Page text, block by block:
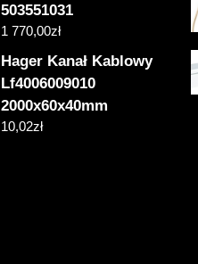
503551031
1 770,00zł
Hager Kanał Kablowy
Lf4006009010
2000x60x40mm
10,02zł